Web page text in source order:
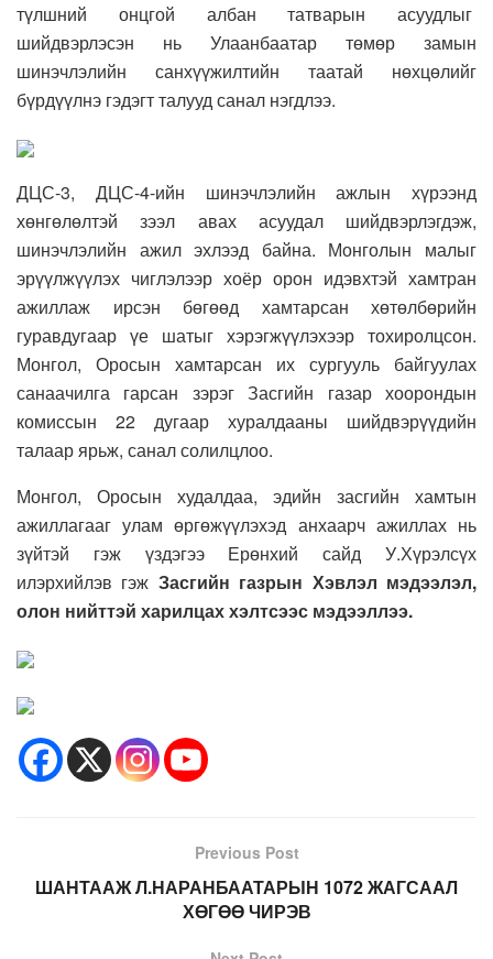
түлшний онцгой албан татварын асуудлыг
шийдвэрлэсэн нь Улаанбаатар төмөр замын
шинэчлэлийн санхүүжилтийн таатай нөхцөлийг
бүрдүүлнэ гэдэгт талууд санал нэгдлээ.
ДЦС-3, ДЦС-4-ийн шинэчлэлийн ажлын хүрээнд
хөнгөлөлтэй зээл авах асуудал шийдвэрлэгдэж,
шинэчлэлийн ажил эхлээд байна. Монголын малыг
эрүүлжүүлэх чиглэлээр хоёр орон идэвхтэй хамтран
ажиллаж ирсэн бөгөөд хамтарсан хөтөлбөрийн
гуравдугаар үе шатыг хэрэгжүүлэхээр тохиролцсон.
Монгол, Оросын хамтарсан их сургууль байгуулах
санаачилга гарсан зэрэг Засгийн газар хоорондын
комиссын 22 дугаар хуралдааны шийдвэрүүдийн
талаар ярьж, санал солилцлоо.
Монгол, Оросын худалдаа, эдийн засгийн хамтын
ажиллагааг улам өргөжүүлэхэд анхаарч ажиллах нь
зүйтэй гэж үздэгээ Ерөнхий сайд У.Хүрэлсүх
илэрхийлэв гэж Засгийн газрын Хэвлэл мэдээлэл,
олон нийттэй харилцах хэлтсээс мэдээллээ.
Previous Post
ШАНТААЖ Л.НАРАНБААТАРЫН 1072 ЖАГСААЛ
ХӨГӨӨ ЧИРЭВ